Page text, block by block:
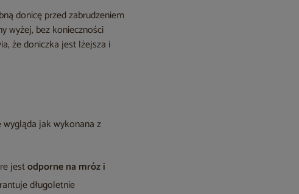
donicę przed zabrudzeniem
wyżej, bez konieczności
że doniczka jest lżejsza i
jak wykonana z
jestodporne na mróz i
długoletnie